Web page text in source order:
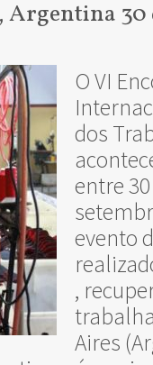
30
O VI
dos
entre
evento
,
Aires